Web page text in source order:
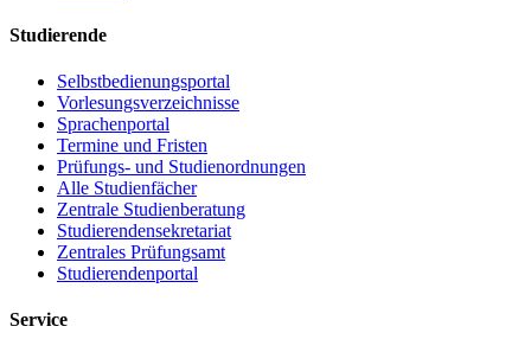
Studierende
Selbstbedienungsportal
Vorlesungsverzeichnisse
Sprachenportal
Termine und Fristen
Prüfungs- und Studienordnungen
Alle Studienfächer
Zentrale Studienberatung
Studierendensekretariat
Zentrales Prüfungsamt
Studierendenportal
Service